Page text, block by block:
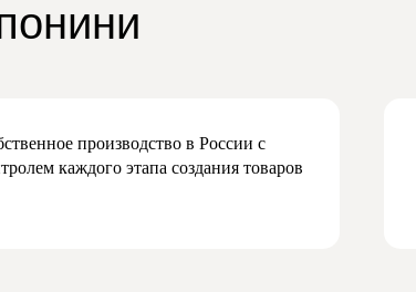
производство в России с
каждого этапа создания товаров